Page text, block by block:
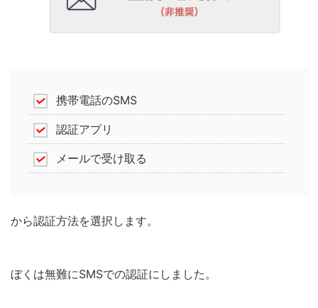
携帯電話のSMS
認証アプリ
メールで受け取る
から認証方法を選択します。
ぼくは無難にSMSでの認証にしました。